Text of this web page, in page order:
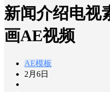
新闻介绍电视
画AE视频
AE模板
2月6日